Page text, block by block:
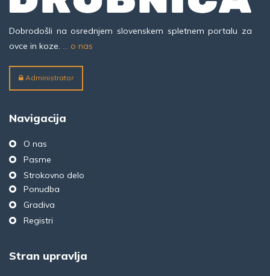
Dobrodošli na osrednjem slovenskem spletnem portalu za
ovce in koze. ... o nas
Administrator
Navigacija
O nas
Pasme
Strokovno delo
Ponudba
Gradiva
Registri
Stran upravlja